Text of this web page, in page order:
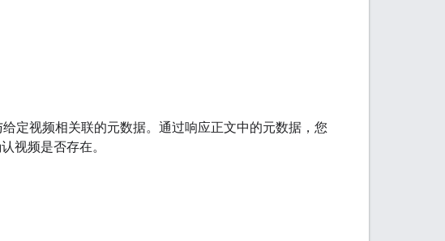
定视频相关联的元数据。通过响应正文中的元数据，您
视频是否存在。